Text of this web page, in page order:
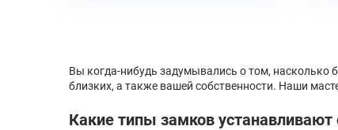
Вы когда-нибудь задумывались о том, насколько
близких, а также вашей собственности. Наши
Какие типы замков устанавливают